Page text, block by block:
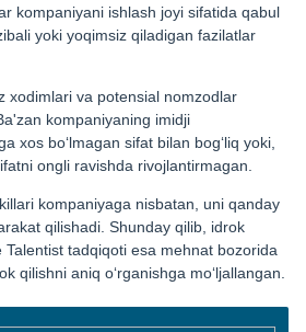
kompaniyani ishlash joyi sifatida qabul
yoki yoqimsiz qiladigan fazilatlar
xodimlari va potensial nomzodlar
kompaniyaning imidji
xos bo‘lmagan sifat bilan bog‘liq yoki,
ongli ravishda rivojlantirmagan.
kompaniyaga nisbatan, uni qanday
qilishadi. Shunday qilib, idrok
tadqiqoti esa mehnat bozorida
qilishni aniq o‘rganishga mo‘ljallangan.